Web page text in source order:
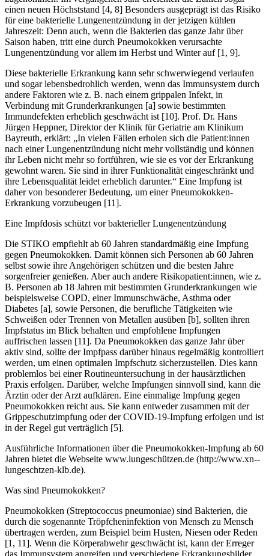
einen neuen Höchststand [4, 8] Besonders ausgeprägt ist das Risiko
für eine bakterielle Lungenentzündung in der jetzigen kühlen
Jahreszeit: Denn auch, wenn die Bakterien das ganze Jahr über
Saison haben, tritt eine durch Pneumokokken verursachte
Lungenentzündung vor allem im Herbst und Winter auf [1, 9].
Diese bakterielle Erkrankung kann sehr schwerwiegend verlaufen
und sogar lebensbedrohlich werden, wenn das Immunsystem durch
andere Faktoren wie z. B. nach einem grippalen Infekt, in
Verbindung mit Grunderkrankungen [a] sowie bestimmten
Immundefekten erheblich geschwächt ist [10]. Prof. Dr. Hans
Jürgen Heppner, Direktor der Klinik für Geriatrie am Klinikum
Bayreuth, erklärt: „In vielen Fällen erholen sich die Patient:innen
nach einer Lungenentzündung nicht mehr vollständig und können
ihr Leben nicht mehr so fortführen, wie sie es vor der Erkrankung
gewohnt waren. Sie sind in ihrer Funktionalität eingeschränkt und
ihre Lebensqualität leidet erheblich darunter.“ Eine Impfung ist
daher von besonderer Bedeutung, um einer Pneumokokken-
Erkrankung vorzubeugen [11].
Eine Impfdosis schützt vor bakterieller Lungenentzündung
Die STIKO empfiehlt ab 60 Jahren standardmäßig eine Impfung
gegen Pneumokokken. Damit können sich Personen ab 60 Jahren
selbst sowie ihre Angehörigen schützen und die besten Jahre
sorgenfreier genießen. Aber auch andere Risikopatient:innen, wie z.
B. Personen ab 18 Jahren mit bestimmten Grunderkrankungen wie
beispielsweise COPD, einer Immunschwäche, Asthma oder
Diabetes [a], sowie Personen, die berufliche Tätigkeiten wie
Schweißen oder Trennen von Metallen ausüben [b], sollten ihren
Impfstatus im Blick behalten und empfohlene Impfungen
auffrischen lassen [11]. Da Pneumokokken das ganze Jahr über
aktiv sind, sollte der Impfpass darüber hinaus regelmäßig kontrolliert
werden, um einen optimalen Impfschutz sicherzustellen. Dies kann
problemlos bei einer Routineuntersuchung in der hausärztlichen
Praxis erfolgen. Darüber, welche Impfungen sinnvoll sind, kann die
Ärztin oder der Arzt aufklären. Eine einmalige Impfung gegen
Pneumokokken reicht aus. Sie kann entweder zusammen mit der
Grippeschutzimpfung oder der COVID-19-Impfung erfolgen und ist
in der Regel gut verträglich [5].
Ausführliche Informationen über die Pneumokokken-Impfung ab 60
Jahren bietet die Webseite www.lungeschützen.de (http://www.xn--
lungeschtzen-klb.de).
Was sind Pneumokokken?
Pneumokokken (Streptococcus pneumoniae) sind Bakterien, die
durch die sogenannte Tröpfcheninfektion von Mensch zu Mensch
übertragen werden, zum Beispiel beim Husten, Niesen oder Reden
[1, 11]. Wenn die Körperabwehr geschwächt ist, kann der Erreger
das Immunsystem angreifen und verschiedene Erkrankungsbilder